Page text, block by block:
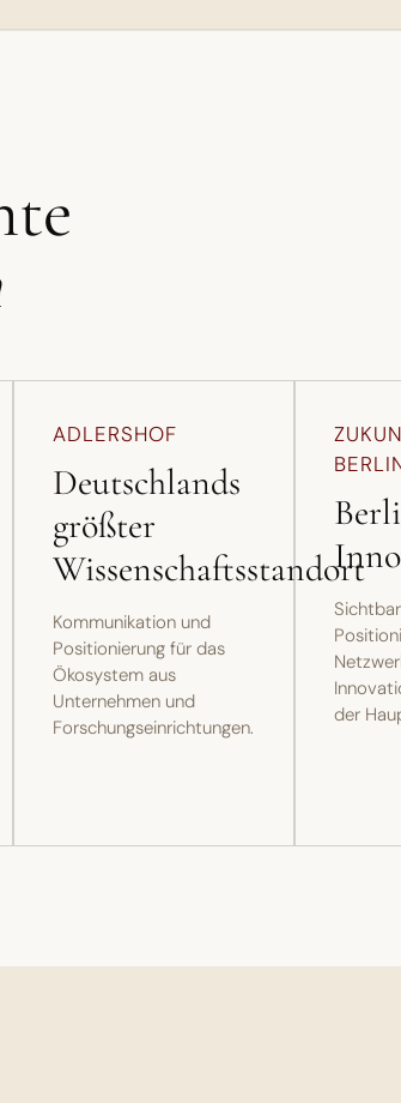
ADLERSHOF
Deutschlands
größter
Wissenschaftsstandort
Kommunikation und
Positionierung für das
Ökosystem aus
Unternehmen und
Forschungseinrichtungen.
der